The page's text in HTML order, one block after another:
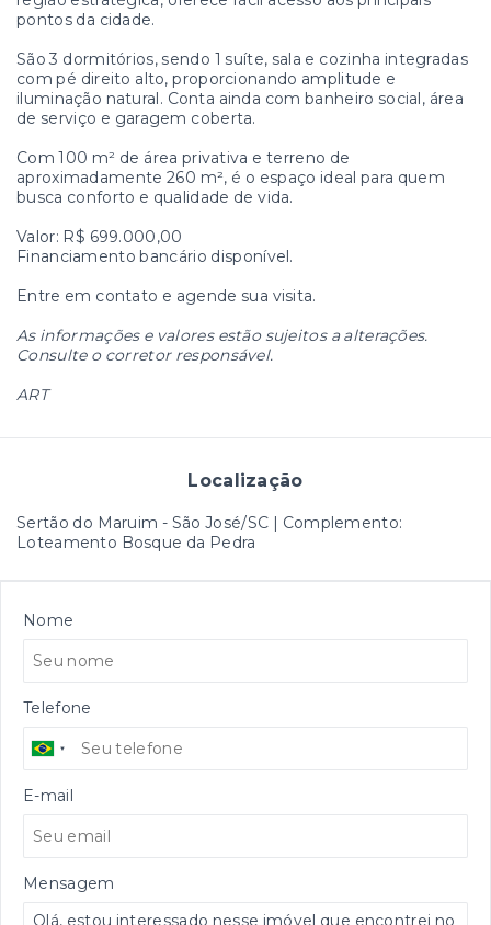
pontos da cidade.
São 3 dormitórios, sendo 1 suíte, sala e cozinha integradas
com pé direito alto, proporcionando amplitude e
iluminação natural. Conta ainda com banheiro social, área
de serviço e garagem coberta.
Com 100 m² de área privativa e terreno de
aproximadamente 260 m², é o espaço ideal para quem
busca conforto e qualidade de vida.
Valor: R$ 699.000,00
Financiamento bancário disponível.
Entre em contato e agende sua visita.
As informações e valores estão sujeitos a alterações.
Consulte o corretor responsável.
ART
Localização
Sertão do Maruim - São José/SC | Complemento:
Loteamento Bosque da Pedra
Nome
Telefone
E-mail
Mensagem